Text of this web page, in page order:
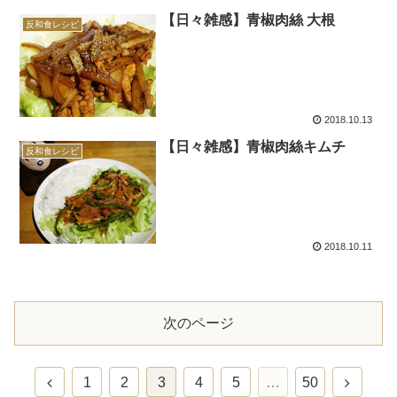
反和食レシピ 【日々雑感】青椒肉絲 大根
2018.10.13
反和食レシピ 【日々雑感】青椒肉絲キムチ
2018.10.11
次のページ
前 1 2 3 4 5 … 50 次